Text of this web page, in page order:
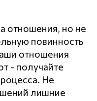
отношения, но не
повинность
отношения
- получайте
Не
лишние